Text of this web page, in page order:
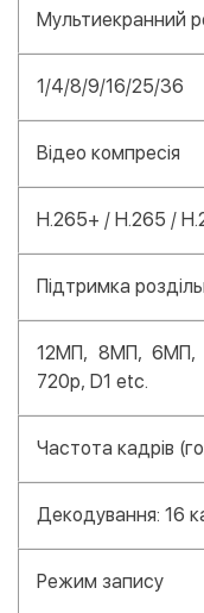
Мультиекранний
1/4/8/9/16/25/36
Відео компресія
H.265+ / H.265 /
Підтримка
12МП, 8МП, 6МП,
720p, D1 etc.
Частота кадрів
Декодування: 16
Режим запису